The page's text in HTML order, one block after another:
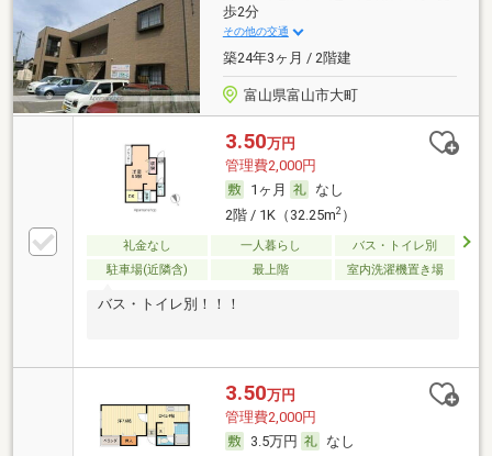
歩2分
その他の交通
築24年3ヶ月 / 2階建
富山県富山市大町
3.50万円
管理費2,000円
1ヶ月
なし
2階 / 1K（32.25m2）
礼金なし 一人暮らし
バス・トイレ別
駐車場(近隣含)
最上階 室内洗濯機置き場
バス・トイレ別！！！
3.50万円
管理費2,000円
3.5万円
なし